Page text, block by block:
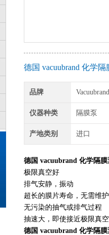
德国 vacuubrand 化学
品牌
仪器种类 隔膜泵
产地类别 进口
德国 vacuubrand 化学隔
极限真空好
排气安静，振动
超长的膜片寿命，无需维
无污染的抽气或排气过程
抽速大，即使接近极限真
德国 vacuubrand 化学隔